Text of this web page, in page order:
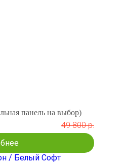
панель на выбор)
49 800 р.